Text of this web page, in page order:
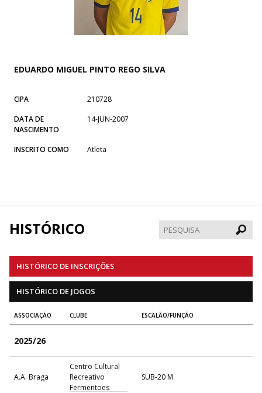
EDUARDO MIGUEL PINTO REGO SILVA
CIPA
210728
DATA DE
NASCIMENTO
14-JUN-2007
INSCRITO COMO Atleta
HISTÓRICO
HISTÓRICO DE INSCRIÇÕES
HISTÓRICO DE JOGOS
ASSOCIAÇÃO CLUBE ESCALÃO/FUNÇÃO
2025/26
A.A. Braga
Centro Cultural
Recreativo
Fermentoes
SUB-20 M